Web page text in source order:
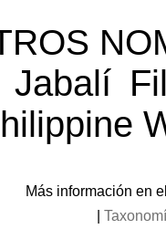
Jabalí
Más información en